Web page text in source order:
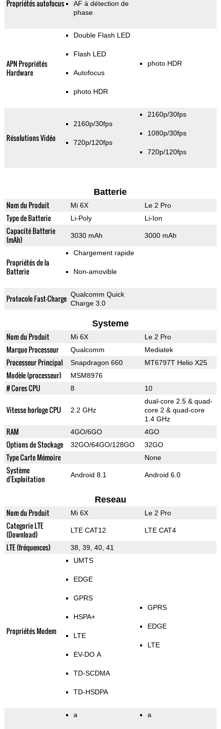
Propriétés autofocus
AF à détection de
phase
APN Propriétés
Hardware
Double Flash LED
Flash LED
Autofocus
photo HDR
photo HDR
Résolutions Vidéo
2160p/30fps
720p/120fps
2160p/30fps
1080p/30fps
720p/120fps
Batterie
Nom du Produit Mi 6X Le 2 Pro
Type de Batterie Li-Poly Li-Ion
Capacité Batterie
(mAh)
3030 mAh 3000 mAh
Propriétés de la
Batterie
Chargement rapide
Non-amovible
Protocole Fast-Charge Qualcomm Quick
Charge 3.0
Systeme
Nom du Produit Mi 6X Le 2 Pro
Marque Processeur Qualcomm Mediatek
Processeur Principal Snapdragon 660 MT6797T Helio X25
Modèle (processeur) MSM8976
# Cores CPU 8 10
Vitesse horloge CPU 2.2 GHz
dual-core 2.5 & quad-
core 2 & quad-core
1.4 GHz
RAM 4GO/6GO 4GO
Options de Stockage 32GO/64GO/128GO 32GO
Type Carte Mémoire None
Système
d'Exploitation
Android 8.1 Android 6.0
Reseau
Nom du Produit Mi 6X Le 2 Pro
Categorie LTE
(Download)
LTE CAT12 LTE CAT4
LTE (fréquences) 38, 39, 40, 41
Propriétés Modem
UMTS
EDGE
GPRS
HSPA+
LTE
EV-DO A
TD-SCDMA
TD-HSDPA
GPRS
EDGE
LTE
a a